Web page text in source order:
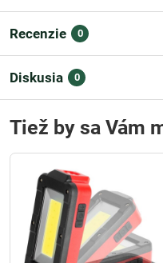
Recenzie 0
Diskusia 0
Tiež by sa Vám